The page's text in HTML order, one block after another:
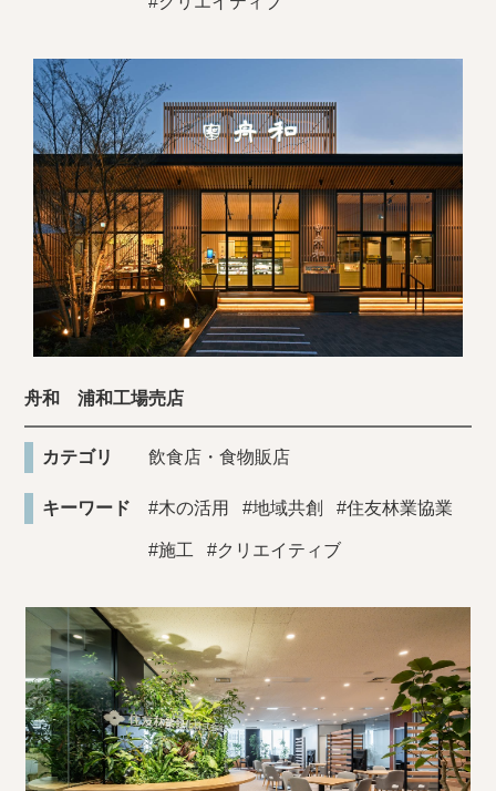
舟和 浦和工場売店
カテゴリ 飲食店・食物販店
キーワード #木の活用 #地域共創 #住友林業協業
#施工 #クリエイティブ